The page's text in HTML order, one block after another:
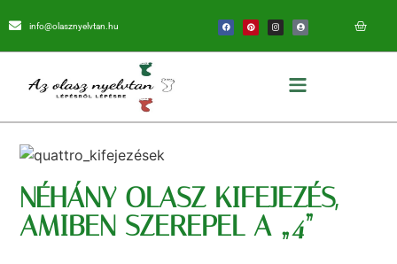
info@olasznyelvtan.hu
NÉHÁNY OLASZ KIFEJEZÉS,
AMIBEN SZEREPEL A „4”